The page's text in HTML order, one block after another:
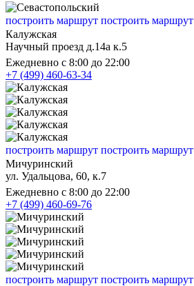
построить маршрут построить маршрут
Калужская
Научный проезд д.14а к.5
Ежедневно с 8:00 до 22:00
+7 (499) 460-63-34
построить маршрут построить маршрут
Мичуринский
ул. Удальцова, 60, к.7
Ежедневно с 8:00 до 22:00
+7 (499) 460-69-76
построить маршрут построить маршрут